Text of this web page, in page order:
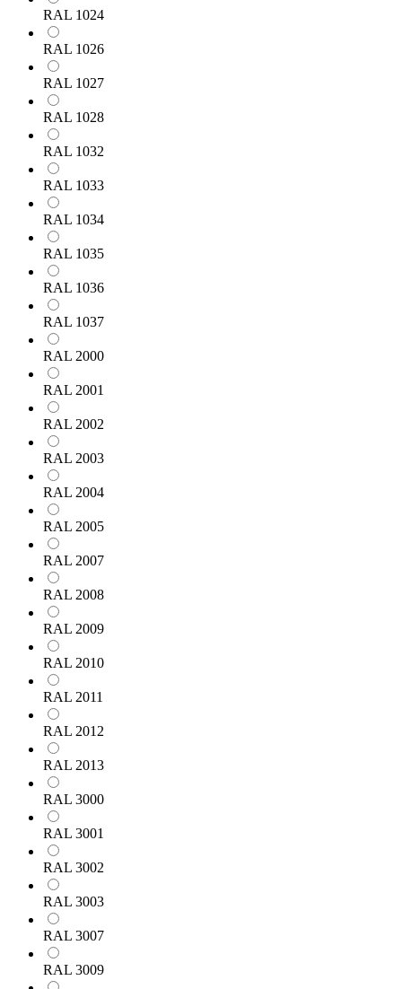
RAL 1024
RAL 1026
RAL 1027
RAL 1028
RAL 1032
RAL 1033
RAL 1034
RAL 1035
RAL 1036
RAL 1037
RAL 2000
RAL 2001
RAL 2002
RAL 2003
RAL 2004
RAL 2005
RAL 2007
RAL 2008
RAL 2009
RAL 2010
RAL 2011
RAL 2012
RAL 2013
RAL 3000
RAL 3001
RAL 3002
RAL 3003
RAL 3007
RAL 3009